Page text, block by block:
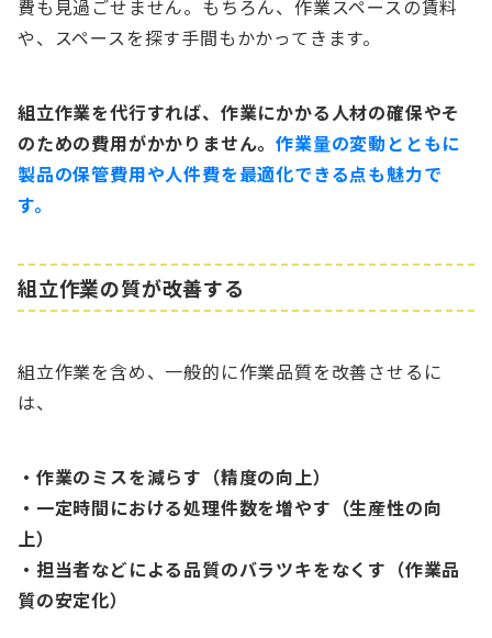
費も見過ごせません。もちろん、作業スペースの賃料
や、スペースを探す手間もかかってきます。
組立作業を代行すれば、作業にかかる人材の確保やそ
のための費用がかかりません。作業量の変動とともに
製品の保管費用や人件費を最適化できる点も魅力で
す。
組立作業の質が改善する
組立作業を含め、一般的に作業品質を改善させるに
は、
・作業のミスを減らす（精度の向上）
・一定時間における処理件数を増やす（生産性の向
上）
・担当者などによる品質のバラツキをなくす（作業品
質の安定化）